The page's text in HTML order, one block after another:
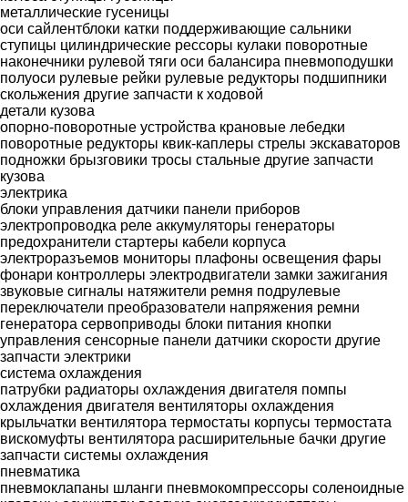
металлические гусеницы
оси сайлентблоки катки поддерживающие сальники
ступицы цилиндрические рессоры кулаки поворотные
наконечники рулевой тяги оси балансира пневмоподушки
полуоси рулевые рейки рулевые редукторы подшипники
скольжения другие запчасти к ходовой
детали кузова
опорно-поворотные устройства крановые лебедки
поворотные редукторы квик-каплеры стрелы экскаваторов
подножки брызговики тросы стальные другие запчасти
кузова
электрика
блоки управления датчики панели приборов
электропроводка реле аккумуляторы генераторы
предохранители стартеры кабели корпуса
электроразъемов мониторы плафоны освещения фары
фонари контроллеры электродвигатели замки зажигания
звуковые сигналы натяжители ремня подрулевые
переключатели преобразователи напряжения ремни
генератора сервоприводы блоки питания кнопки
управления сенсорные панели датчики скорости другие
запчасти электрики
система охлаждения
патрубки радиаторы охлаждения двигателя помпы
охлаждения двигателя вентиляторы охлаждения
крыльчатки вентилятора термостаты корпусы термостата
вискомуфты вентилятора расширительные бачки другие
запчасти системы охлаждения
пневматика
пневмоклапаны шланги пневмокомпрессоры соленоидные